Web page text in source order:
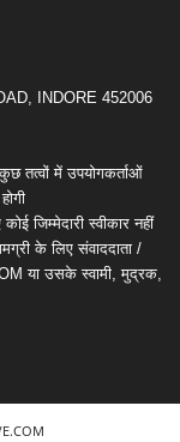
INDORE 452006
तत्वों में उपयोगकर्ताओं
जिम्मेदारी स्वीकार नहीं
के लिए संवाददाता /
या उसके स्वामी, मुद्रक,